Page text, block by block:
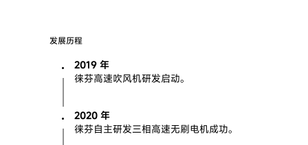
发展历程
2019 年
徕芬高速吹风机研发启动。
2020 年
徕芬自主研发三相高速无刷电机成功。